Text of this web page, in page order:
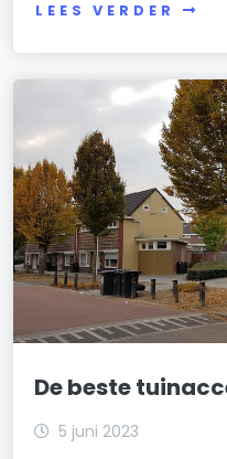
LEES VERDER
De beste
5 juni 2023